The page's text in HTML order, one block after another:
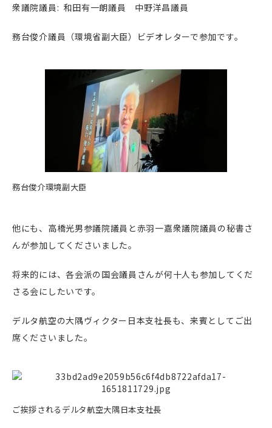
衆議院議員: 和田有一朗議員 中野洋昌議員
務台俊介議員（環境省副大臣）ビデオレターで参加です。
務台俊介環境副大臣
他にも、高橋光男参議院議員と赤羽一嘉衆議院議員の秘書さ
んが参加してくださいました。
将来的には、各会派の国会議員さんが何十人も参加してくだ
さる会にしたいです。
デルタ航空の大隅ヴィクター日本支社長も、来賓としてご出
席くださいました。
ご挨拶されるデルタ航空大隅日本支社長